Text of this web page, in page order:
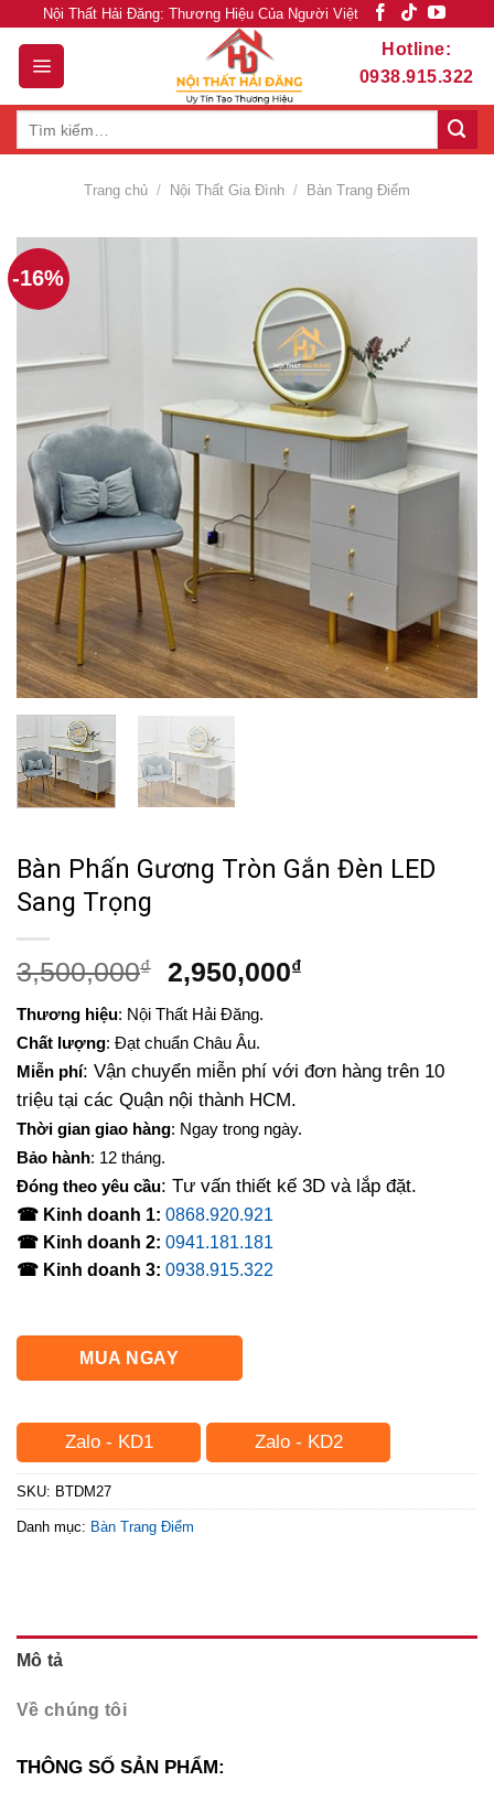
content
Nội Thất Hải Đăng: Thương Hiệu Của Người Việt
Hotline:
0938.915.322
Trang chủ / Nội Thất Gia Đình / Bàn Trang Điểm
-16%
Bàn Phấn Gương Tròn Gắn Đèn LED
Sang Trọng
3,500,000₫
Giá
là:
3,500,000₫.
2,950,000₫Giá
2,950,000₫.
Thương hiệu: Nội Thất Hải Đăng.
Chất lượng: Đạt chuẩn Châu Âu.
Miễn phí: Vận chuyển miễn phí với đơn hàng trên 10
triệu tại các Quận nội thành HCM.
Thời gian giao hàng: Ngay trong ngày.
Bảo hành: 12 tháng.
Đóng theo yêu cầu: Tư vấn thiết kế 3D và lắp đặt.
☎ Kinh doanh 1: 0868.920.921
☎ Kinh doanh 2: 0941.181.181
☎ Kinh doanh 3: 0938.915.322
MUA NGAY
Zalo - KD1 Zalo - KD2
SKU: BTDM27
Danh mục: Bàn Trang Điểm
Mô tả
Về chúng tôi
THÔNG SỐ SẢN PHẨM: